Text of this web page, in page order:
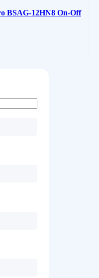
BSAG-12HN8 On-Off